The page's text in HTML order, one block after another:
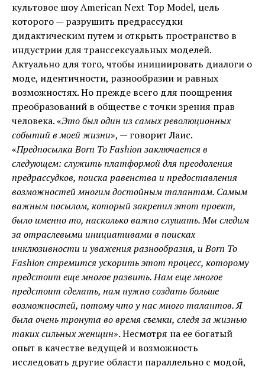
культовое шоу American Next Top Model, цель
которого — разрушить предрассудки
дидактическим путем и открыть пространство в
индустрии для транссексуальных моделей.
Актуально для того, чтобы инициировать диалоги о
моде, идентичности, разнообразии и равных
возможностях. Но прежде всего для поощрения
преобразований в обществе с точки зрения прав
человека. «Это был один из самых революционных
событий в моей жизни», — говорит Лаис.
«Предпосылка Born To Fashion заключается в
следующем: служить платформой для преодоления
предрассудков, поиска равенства и предоставления
возможностей многим достойным талантам. Самым
важным посылом, который закрепил этот проект,
было именно то, насколько важно слушать. Мы следим
за отраслевыми инициативами в поисках
инклюзивности и уважения разнообразия, и Born To
Fashion стремится ускорить этот процесс, которому
предстоит еще многое развить. Нам еще многое
предстоит сделать, нам нужно создать больше
возможностей, потому что у нас много талантов. Я
была очень тронута во время съемки, следя за жизнью
таких сильных женщин». Несмотря на ее богатый
опыт в качестве ведущей и возможность
исследовать другие области параллельно с модой,